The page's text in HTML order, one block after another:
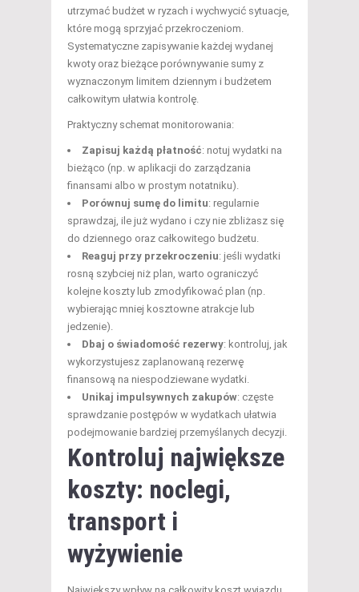
utrzymać budżet w ryzach i wychwycić sytuacje,
które mogą sprzyjać przekroczeniom.
Systematyczne zapisywanie każdej wydanej
kwoty oraz bieżące porównywanie sumy z
wyznaczonym limitem dziennym i budżetem
całkowitym ułatwia kontrolę.
Praktyczny schemat monitorowania:
Zapisuj każdą płatność: notuj wydatki na
bieżąco (np. w aplikacji do zarządzania
finansami albo w prostym notatniku).
Porównuj sumę do limitu: regularnie
sprawdzaj, ile już wydano i czy nie zbliżasz się
do dziennego oraz całkowitego budżetu.
Reaguj przy przekroczeniu: jeśli wydatki
rosną szybciej niż plan, warto ograniczyć
kolejne koszty lub zmodyfikować plan (np.
wybierając mniej kosztowne atrakcje lub
jedzenie).
Dbaj o świadomość rezerwy: kontroluj, jak
wykorzystujesz zaplanowaną rezerwę
finansową na niespodziewane wydatki.
Unikaj impulsywnych zakupów: częste
sprawdzanie postępów w wydatkach ułatwia
podejmowanie bardziej przemyślanych decyzji.
Kontroluj największe
koszty: noclegi,
transport i
wyżywienie